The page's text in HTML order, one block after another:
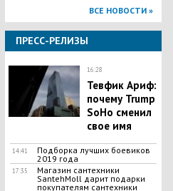
ВСЕ НОВОСТИ »
ПРЕСС-РЕЛИЗЫ
16:28
Тевфик Ариф:
почему Trump
SoHo сменил
свое имя
14:41
Подборка лучших боевиков
2019 года
17:35
Магазин сантехники
SantehMoll дарит подарки
покупателям сантехники